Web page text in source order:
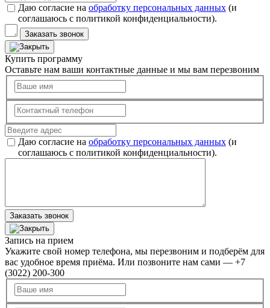
Даю согласие на обработку персональных данных(и
соглашаюсь с политикой конфиденциальности).
Заказать звонок
Купить программу
Оставьте нам ваши контактные данные и мы вам перезвоним
Даю согласие на обработку персональных данных(и
соглашаюсь с политикой конфиденциальности).
Заказать звонок
Запись на прием
Укажите свой номер телефона, мы перезвоним и подберём для
вас удобное время приёма. Или позвоните нам сами — +7
(3022) 200-300